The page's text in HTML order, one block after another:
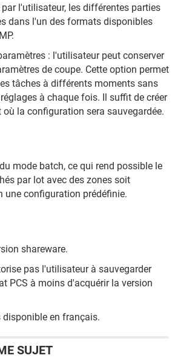
l'utilisateur, les différentes parties
dans l'un des formats disponibles
: l'utilisateur peut conserver
de coupe. Cette option permet
tâches à différents moments sans
à chaque fois. Il suffit de créer
où la configuration sera sauvegardée.
mode batch, ce qui rend possible le
par lot avec des zones soit
une configuration prédéfinie.
shareware.
pas l'utilisateur à sauvegarder
PCS à moins d'acquérir la version
disponible en français.
SUJET